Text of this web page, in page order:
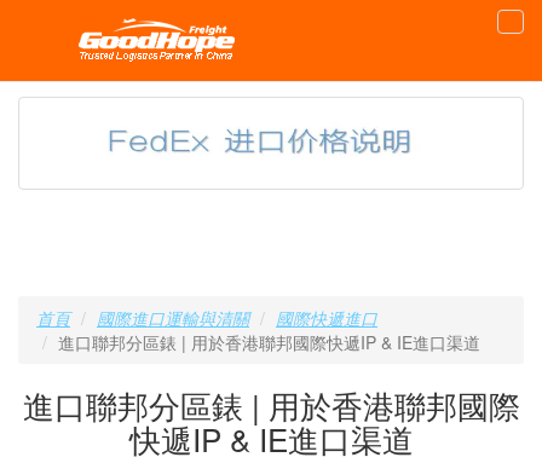
首頁 國際進口運輸與清關
國際快遞進口
進口聯邦分區錶 | 用於香港聯邦國際快遞IP & IE進口渠道
進口聯邦分區錶 | 用於香港聯邦國際
快遞IP & IE進口渠道